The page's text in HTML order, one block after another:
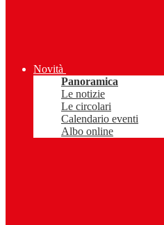
Novità
Panoramica
Le notizie
Le circolari
Calendario eventi
Albo online